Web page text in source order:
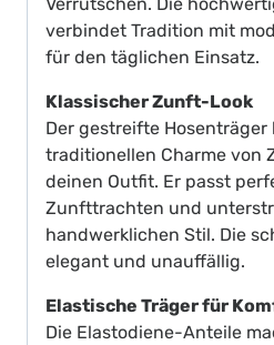
verbindet Tradition mit
für den täglichen Einsatz.
Klassischer Zunft-Look
Der gestreifte
traditionellen Charme von
deinen Outfit. Er passt
Zunfttrachten und
handwerklichen Stil. Die
elegant und unauffällig.
Elastische Träger für
Die Elastodiene-Anteile